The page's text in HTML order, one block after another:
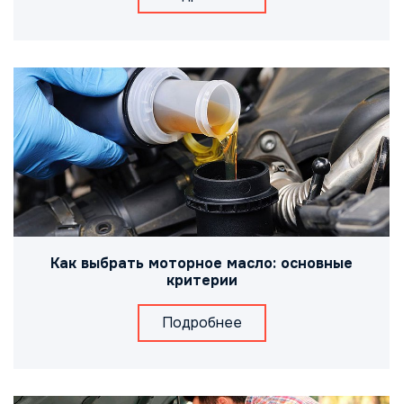
Как выбрать моторное масло: основные
критерии
Подробнее